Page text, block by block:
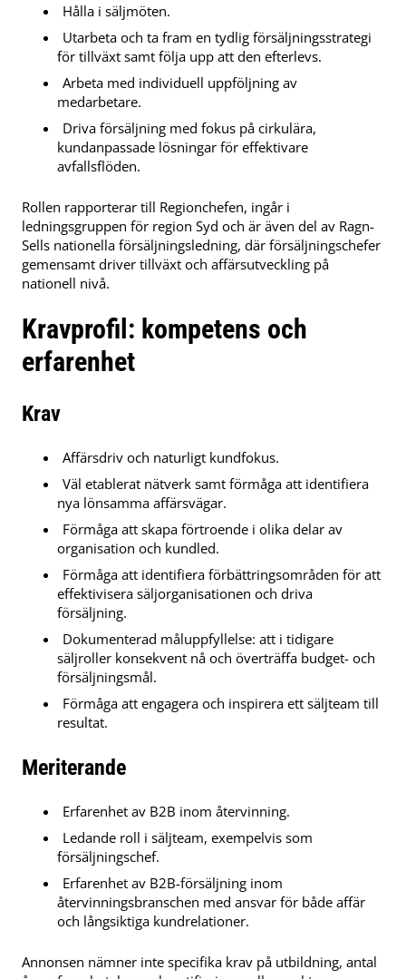
Hålla i säljmöten.
Utarbeta och ta fram en tydlig försäljningsstrategi
för tillväxt samt följa upp att den efterlevs.
Arbeta med individuell uppföljning av
medarbetare.
Driva försäljning med fokus på cirkulära,
kundanpassade lösningar för effektivare
avfallsflöden.
Rollen rapporterar till Regionchefen, ingår i
ledningsgruppen för region Syd och är även del av Ragn-
Sells nationella försäljningsledning, där försäljningschefer
gemensamt driver tillväxt och affärsutveckling på
nationell nivå.
Kravprofil: kompetens och
erfarenhet
Krav
Affärsdriv och naturligt kundfokus.
Väl etablerat nätverk samt förmåga att identifiera
nya lönsamma affärsvägar.
Förmåga att skapa förtroende i olika delar av
organisation och kundled.
Förmåga att identifiera förbättringsområden för att
effektivisera säljorganisationen och driva
försäljning.
Dokumenterad måluppfyllelse: att i tidigare
säljroller konsekvent nå och överträffa budget- och
försäljningsmål.
Förmåga att engagera och inspirera ett säljteam till
resultat.
Meriterande
Erfarenhet av B2B inom återvinning.
Ledande roll i säljteam, exempelvis som
försäljningschef.
Erfarenhet av B2B-försäljning inom
återvinningsbranschen med ansvar för både affär
och långsiktiga kundrelationer.
Annonsen nämner inte specifika krav på utbildning, antal